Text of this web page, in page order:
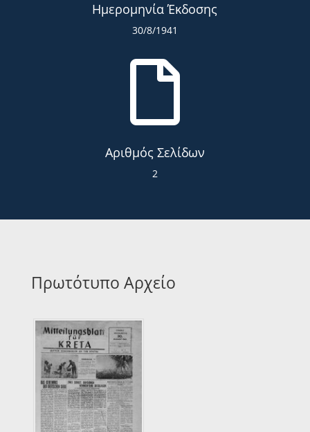
Ημερομηνία Έκδοσης
30/8/1941

Αριθμός Σελίδων
2
Πρωτότυπο Αρχείο